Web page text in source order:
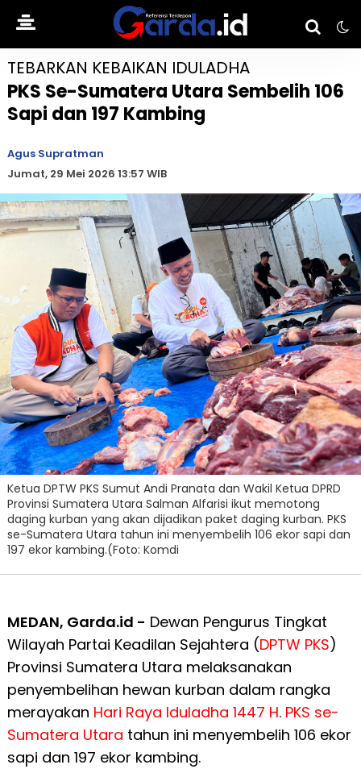
TEBARKAN KEBAIKAN IDULADHA
PKS Se-Sumatera Utara Sembelih 106
Sapi dan 197 Kambing
Agus Supratman
Jumat, 29 Mei 2026 13:57 WIB
Ketua DPTW PKS Sumut Andi Pranata dan Wakil Ketua DPRD
Provinsi Sumatera Utara Salman Alfarisi ikut memotong
daging kurban yang akan dijadikan paket daging kurban. PKS
se-Sumatera Utara tahun ini menyembelih 106 ekor sapi dan
197 ekor kambing.(Foto: Komdi
MEDAN, Garda.id - Dewan Pengurus Tingkat
Wilayah Partai Keadilan Sejahtera (DPTW PKS)
Provinsi Sumatera Utara melaksanakan
penyembelihan hewan kurban dalam rangka
merayakan Hari Raya Iduladha 1447 H. PKS se-
Sumatera Utara tahun ini menyembelih 106 ekor
sapi dan 197 ekor kambing.